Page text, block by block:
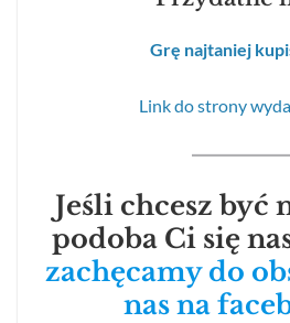
Grę najtaniej
Link do strony
Jeśli chcesz być
podoba Ci się
zachęcamy do
nas na